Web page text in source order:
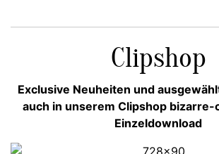
Clipshop
Exclusive Neuheiten und
auch in unserem Clipshop bizarre-
Einzeldownload